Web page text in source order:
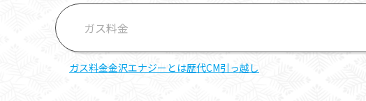
ガス料金金沢エナジーとは歴代CM引っ越し